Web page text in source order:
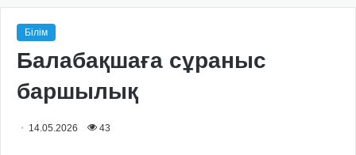
Білім
Балабақшаға сұраныс
баршылық
14.05.2026 43